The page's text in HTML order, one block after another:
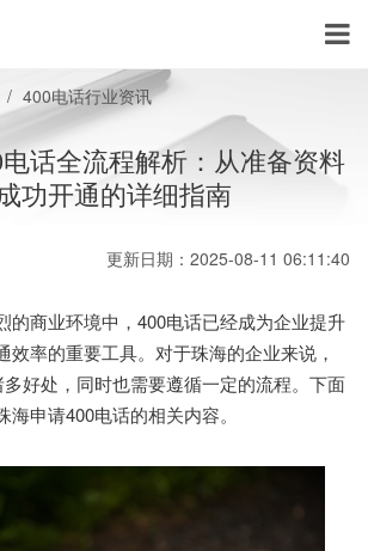
400电话行业资讯
话全流程解析：从准备资料
功开通的详细指南
更新日期：2025-08-11 06:11:40
商业环境中，400电话已经成为企业提升
效率的重要工具。对于珠海的企业来说，
好处，同时也需要遵循一定的流程。下面
申请400电话的相关内容。